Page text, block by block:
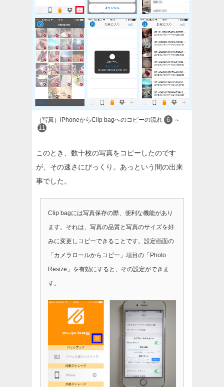
（写真）iPhoneからClip bagへのコピーの流れ 6
～
11
このとき、数十枚の写真をコピーしたのです
が、その速さにびっくり。あっという間の出来
事でした。
Clip bagには写真保存の際、便利な機能があり
ます。それは、写真の品質と写真のサイズを好
みに変更しコピーできることです。設定画面の
「カメラロールからコピー」項目の「Photo
Resize」を有効にすると、その設定ができま
す。